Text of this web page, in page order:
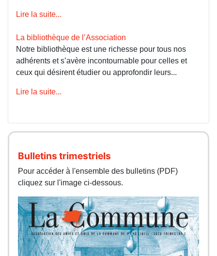
Lire la suite...
La bibliothèque de l’Association
Notre bibliothèque est une richesse pour tous nos
adhérents et s’avère incontournable pour celles et
ceux qui désirent étudier ou approfondir leurs...
Lire la suite...
Bulletins trimestriels
Pour accéder à l'ensemble des bulletins (PDF)
cliquez sur l'image ci-dessous.